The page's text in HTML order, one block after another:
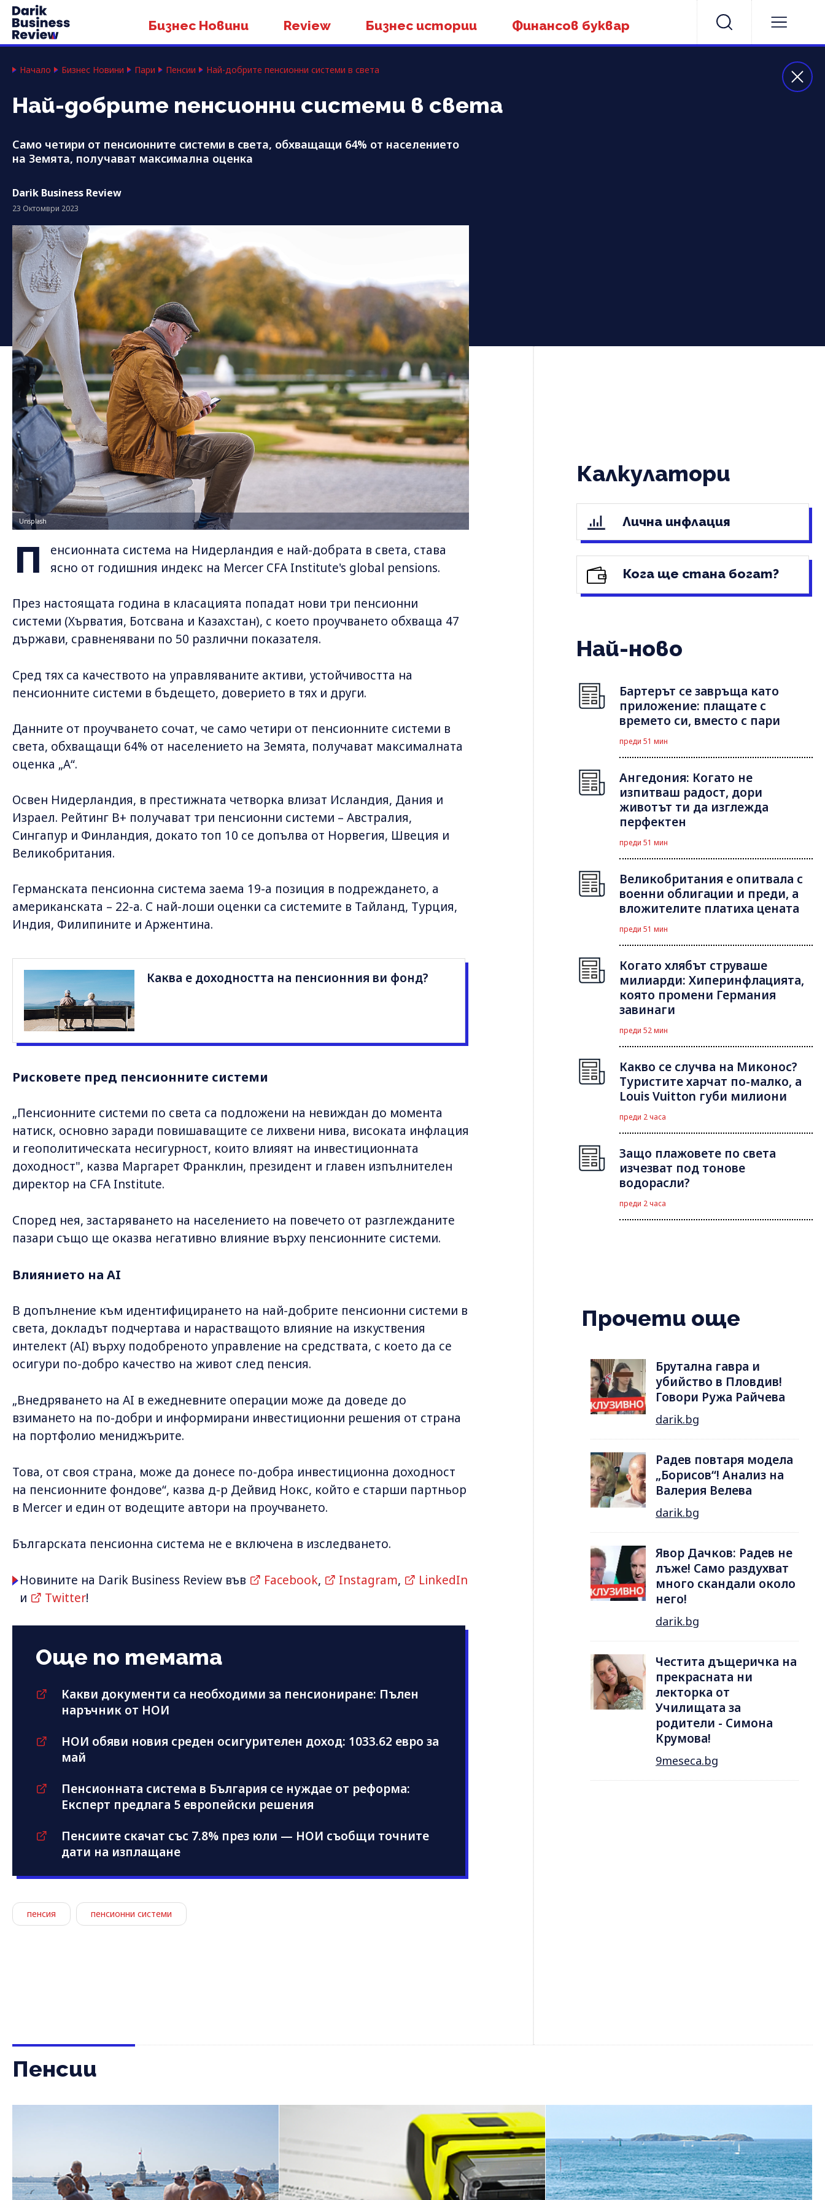
Бизнес Новини Review Бизнес истории Финансов буквар
Начало Бизнес Новини Пари Пенсии Най-добрите пенсионни системи в света
Най-добрите пенсионни системи в света
Само четири от пенсионните системи в света, обхващащи 64% от населението
на Земята, получават максимална оценка
Darik Business Review
23 Октомври 2023
Unsplash
П
енсионната система на Нидерландия е най-добрата в света, става
ясно от годишния индекс на Mercer CFA Institute's global pensions.
През настоящата година в класацията попадат нови три пенсионни
системи (Хърватия, Ботсвана и Казахстан), с което проучването обхваща 47
държави, сравненявани по 50 различни показателя.
Сред тях са качеството на управляваните активи, устойчивостта на
пенсионните системи в бъдещето, доверието в тях и други.
Данните от проучването сочат, че само четири от пенсионните системи в
света, обхващащи 64% от населението на Земята, получават максималната
оценка „А“.
Освен Нидерландия, в престижната четворка влизат Исландия, Дания и
Израел. Рейтинг B+ получават три пенсионни системи – Австралия,
Сингапур и Финландия, докато топ 10 се допълва от Норвегия, Швеция и
Великобритания.
Германската пенсионна система заема 19-а позиция в подреждането, а
американската – 22-а. С най-лоши оценки са системите в Тайланд, Турция,
Индия, Филипините и Аржентина.
Каква е доходността на пенсионния ви фонд?
Рисковете пред пенсионните системи
„Пенсионните системи по света са подложени на невиждан до момента
натиск, основно заради повишаващите се лихвени нива, високата инфлация
и геополитическата несигурност, които влияят на инвестиционната
доходност", казва Маргарет Франклин, президент и главен изпълнителен
директор на CFA Institute.
Според нея, застаряването на населението на повечето от разглежданите
пазари също ще оказва негативно влияние върху пенсионните системи.
Влиянието на AI
В допълнение към идентифицирането на най-добрите пенсионни системи в
света, докладът подчертава и нарастващото влияние на изкуствения
интелект (AI) върху подобреното управление на средствата, с което да се
осигури по-добро качество на живот след пенсия.
„Внедряването на AI в ежедневните операции може да доведе до
взимането на по-добри и информирани инвестиционни решения от страна
на портфолио мениджърите.
Това, от своя страна, може да донесе по-добра инвестиционна доходност
на пенсионните фондове“, казва д-р Дейвид Нокс, който е старши партньор
в Mercer и един от водещите автори на проучването.
Българската пенсионна система не е включена в изследването.
Новините на Darik Business Review във Facebook, Instagram,
LinkedIn
и
Twitter!
Още по темата
Какви документи са необходими за пенсиониране: Пълен
наръчник от НОИ
НОИ обяви новия среден осигурителен доход: 1033.62 евро за
май
Пенсионната система в България се нуждае от реформа:
Експерт предлага 5 европейски решения
Пенсиите скачат със 7.8% през юли — НОИ съобщи точните
дати на изплащане
пенсия пенсионни системи
Калкулатори
Лична инфлация
Кога ще стана богат?
Най-ново
Бартерът се завръща като
приложение: плащате с
времето си, вместо с пари
преди 51 мин
Ангедония: Когато не
изпитваш радост, дори
животът ти да изглежда
перфектен
преди 51 мин
Великобритания е опитвала с
военни облигации и преди, а
вложителите платиха цената
преди 51 мин
Когато хлябът струваше
милиарди: Хиперинфлацията,
която промени Германия
завинаги
преди 52 мин
Какво се случва на Миконос?
Туристите харчат по-малко, а
Louis Vuitton губи милиони
преди 2 часа
Защо плажовете по света
изчезват под тонове
водорасли?
преди 2 часа
Прочети още
Брутална гавра и
убийство в Пловдив!
Говори Ружа Райчева
darik.bg
Радев повтаря модела
„Борисов“! Анализ на
Валерия Велева
darik.bg
Явор Дачков: Радев не
лъже! Само раздухват
много скандали около
него!
darik.bg
Честита дъщеричка на
прекрасната ни
лекторка от
Училищата за
родители - Симона
Крумова!
9meseca.bg
Пенсии